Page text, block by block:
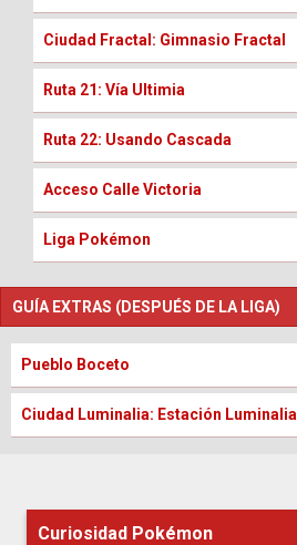
Ciudad Fractal: Gimnasio Fractal
Ruta 21: Vía Ultimia
Ruta 22: Usando Cascada
Acceso Calle Victoria
Liga Pokémon
GUÍA EXTRAS (DESPUÉS DE LA LIGA)
Pueblo Boceto
Ciudad Luminalia: Estación Luminalia
Curiosidad Pokémon